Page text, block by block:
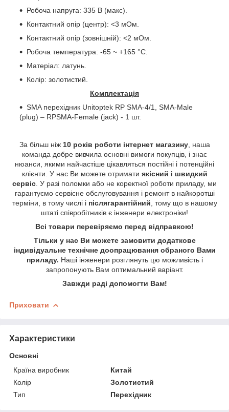
Робоча напруга: 335 В (макс).
Контактний опір (центр): <3 мОм.
Контактний опір (зовнішній): <2 мОм.
Робоча температура: -65 ~ +165 °С.
Матеріал: латунь.
Колір: золотистий.
Комплектація
SMA перехідник Unitoptek RP SMA-4/1, SMA-Male
(plug) – RPSMA-Female (jack) - 1 шт.
За більш ніж 10 років роботи інтернет магазину, наша
команда добре вивчила основні вимоги покупців, і знає
нюанси, якими найчастіше цікавляться постійні і потенційні
клієнти. У нас Ви можете отримати якісний і швидкий
сервіс . У разі поломки або не коректної роботи приладу, ми
гарантуємо сервісне обслуговування і ремонт в найкоротші
терміни, в тому числі і післягарантійний , тому що в нашому
штаті співробітників є інженери електроніки!
Всі товари перевіряємо перед відправкою!
Тільки у нас Ви можете замовити додаткове
індивідуальне технічне доопрацювання обраного Вами
приладу. Наші інженери розглянуть цю можливість і
запропонують Вам оптимальний варіант.
Завжди раді допомогти Вам!
Приховати
Характеристики
Основні
Країна виробник
Китай
Колір
Золотистий
Тип
Перехідник